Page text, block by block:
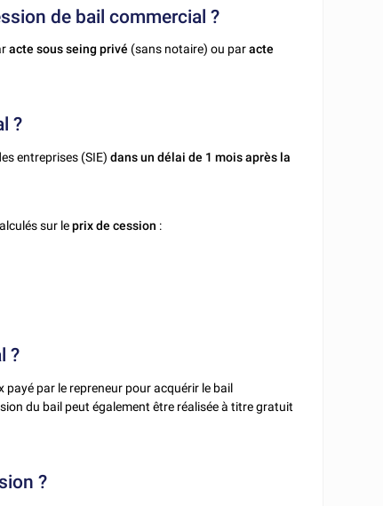
de bail commercial ?
acte sous seing privé (sans notaire) ou paracte
?
entreprises (SIE)dans un délai de 1 mois après la
sur leprix de cession :
?
par le repreneur pour acquérir le bail
du bail peut également être réalisée à titre gratuit
?